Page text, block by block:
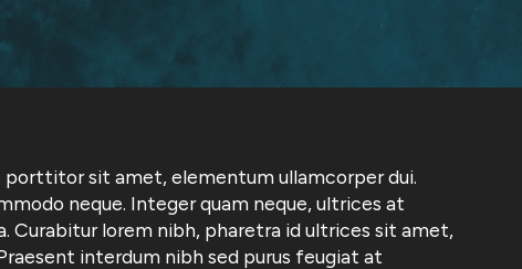
porttitor sit amet, elementum ullamcorper dui.
neque. Integer quam neque, ultrices at
Curabitur lorem nibh, pharetra id ultrices sit amet,
interdum nibh sed purus feugiat at